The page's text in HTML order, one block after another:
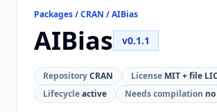
Packages / CRAN / AIBias
AIBias v0.1.1
RepositoryCRAN License MIT + file
Lifecycleactive Needs compilation no